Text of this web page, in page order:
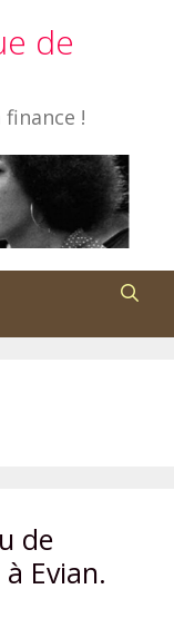
de
!
de
Evian.